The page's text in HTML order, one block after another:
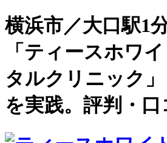
横浜市／大口駅1
「ティースホワ
タルクリニック
を実践。評判・口